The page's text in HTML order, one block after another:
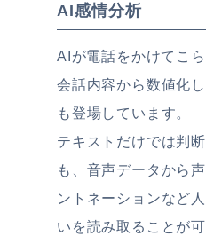
AI感情分析
AIが電話をかけてこ
会話内容から数値化
も登場しています。
テキストだけでは判
も、音声データから
ントネーションなど
いを読み取ることが